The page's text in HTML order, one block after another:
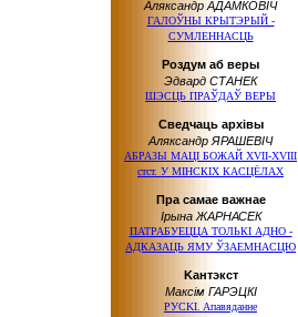
Аляксандр АДАМКОВІЧ
ГАЛОЎНЫ КРЫТЭРЫЙ -
СУМЛЕННАСЦЬ
Роздум аб веры
Эдвард СТАНЕК
ШЭСЦЬ ПРАЎДАЎ ВЕРЫ
Сведчаць архівы
Аляксандр ЯРАШЕВІЧ
АБРАЗЫ МАЦІ БОЖАЙ ХVІІ-ХVІІІ
стст. У МІНСКІХ КАСЦЁЛАХ
Пра самае важнае
Ірына ЖАРНАСЕК
ПАТРАБУЕЦЦА ТОЛЬКІ АДНО -
АДКАЗАЦЬ ЯМУ ЎЗАЕМНАСЦЮ
Kaнтэкcт
Максiм ГАРЭЦКІ
РУCKI. Aпaвядaннe